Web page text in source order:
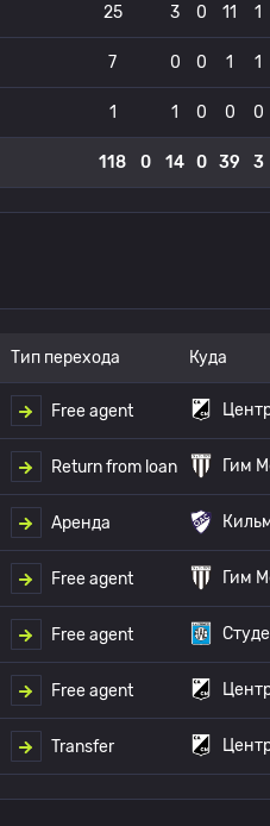
25 3 0 11 1
7 0 0 1 1
1 1 0 0 0
118 0 14 0 39 3
Тип перехода Куда
Free agent
Return from loan Гим
Аренда
Free agent Гим
Free agent
Free agent
Transfer